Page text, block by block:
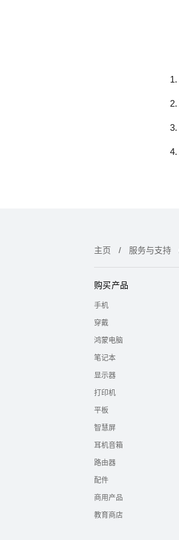
主页 服务与支持
购买产品
手机
穿戴
鸿蒙电脑
笔记本
显示器
打印机
平板
智慧屏
耳机音箱
路由器
配件
商用产品
教育商店